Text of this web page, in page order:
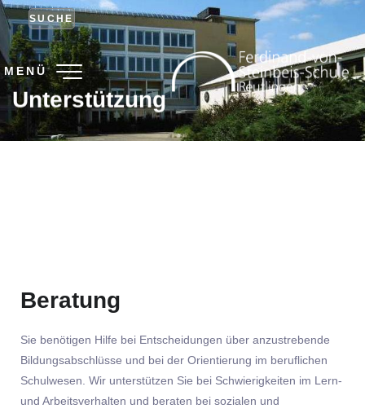
SUCHE
MENÜ
Unterstützung
Beratung
Sie benötigen Hilfe bei Entscheidungen über anzustrebende
Bildungsabschlüsse und bei der Orientierung im beruflichen
Schulwesen. Wir unterstützen Sie bei Schwierigkeiten im Lern-
und Arbeitsverhalten und beraten bei sozialen und